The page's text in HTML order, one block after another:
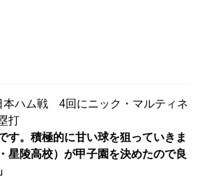
ハム戦 4回にニック・マルティネ
打
す。積極的に甘い球を狙っていきま
星陵高校）が甲子園を決めたので良